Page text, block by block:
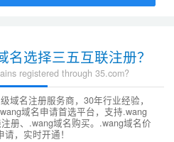
选择三五互联注册？
registered through 35.com?
域名注册服务商，30年行业经验，
域名申请首选平台，支持.wang
册、.wang域名购买。.wang域名价
，实时开通！